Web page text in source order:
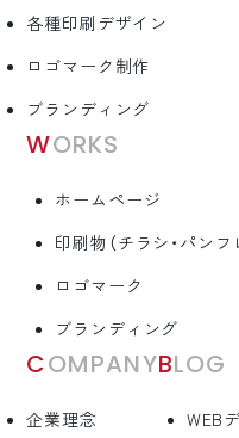
各種印刷デザイン
ロゴマーク制作
ブランディング
WORKS
ホームページ
印刷物（チラシ・パンフ
ロゴマーク
ブランディング
COMPANY
企業理念
BLOG
WEB